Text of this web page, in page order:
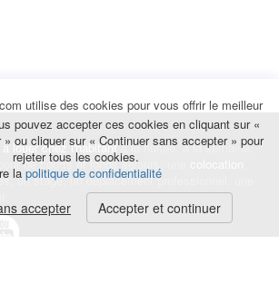
louer chez l'habitantà la nuitée, à la semaine,
de courts et longs séjours, une
un stage, un déplacement professionnel, une
utilise des cookies pour vous offrir le meilleur
pouvez accepter ces cookies en cliquant sur «
ou cliquer sur « Continuer sans accepter » pour
rejeter tous les cookies.
la politique de confidentialité
accepter Accepter et continuer